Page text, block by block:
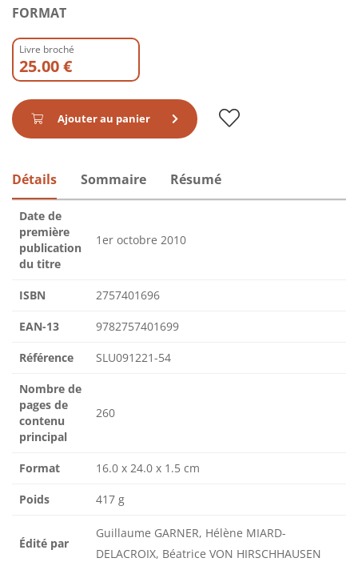
FORMAT
Livre broché
25.00 €
Ajouter au panier
Détails Sommaire Résumé
Date de
première
publication
du titre
1er octobre 2010
ISBN 2757401696
EAN-13 9782757401699
Référence SLU091221-54
Nombre de
pages de
contenu
principal
260
Format 16.0 x 24.0 x 1.5 cm
Poids 417 g
Édité par
Guillaume GARNER, Hélène MIARD-
DELACROIX, Béatrice VON HIRSCHHAUSEN